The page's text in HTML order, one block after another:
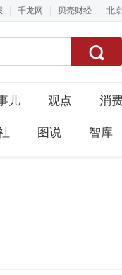
千龙网 贝壳财经 北
儿 观点 消
图说 智库